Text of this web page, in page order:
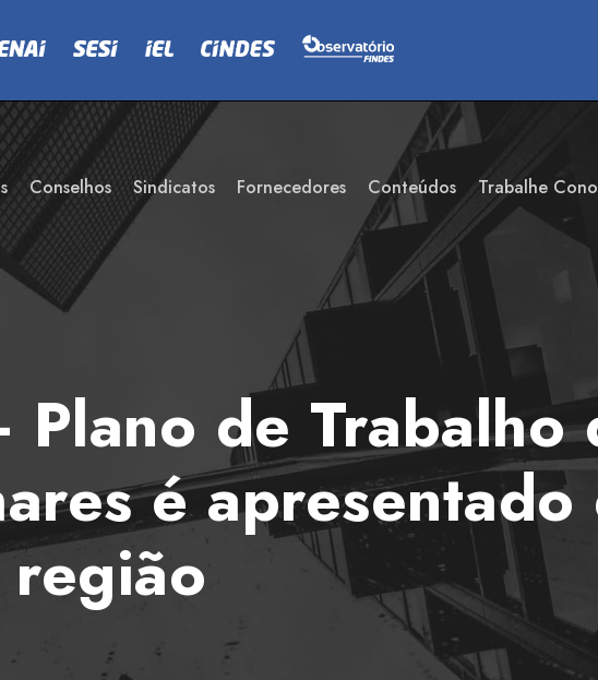
Conselhos Sindicatos Fornecedores Conteúdos Trabalhe
de Trabalho
é